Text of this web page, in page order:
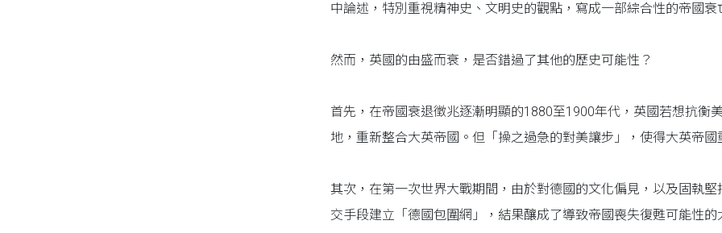
中論述，特別重視精神史、文明史的觀點，寫成一部綜合性的帝國衰
然而，英國的由盛而衰，是否錯過了其他的歷史可能性？
首先，在帝國衰退徵兆逐漸明顯的1880至1900年代，英國若想抗衡
地，重新整合大英帝國。但「操之過急的對美讓步」，使得大英帝國
其次，在第一次世界大戰期間，由於對德國的文化偏見，以及固執
交手段建立「德國包圍網」，結果釀成了導致帝國喪失復甦可能性的